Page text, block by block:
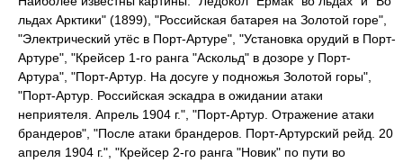
льдах Арктики" (1899), "Российская батарея на Золотой горе",
"Электрический утёс в Порт-Артуре", "Установка орудий в Порт-
Артуре", "Крейсер 1-го ранга "Аскольд" в дозоре у Порт-
Артура", "Порт-Артур. На досуге у подножья Золотой горы",
"Порт-Артур. Российская эскадра в ожидании атаки
неприятеля. Апрель 1904 г.", "Порт-Артур. Отражение атаки
брандеров", "После атаки брандеров. Порт-Артурский рейд. 20
апреля 1904 г.", "Крейсер 2-го ранга "Новик" по пути во